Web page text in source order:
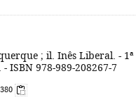
; il. Inês Liberal. - 1ª
ISBN 978-989-208267-7